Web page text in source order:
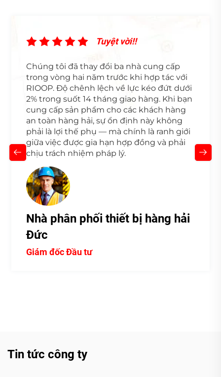
nhà cung cấp
khi hợp tác với
lực kéo đứt dưới
hàng. Khi bạn
khách hàng
này không
là ranh giới
đồng và phải
bị hàng hải
Tôi tìm kiếm những đối tác
phát triển cùng tôi. RIOOP
hàng của chúng tôi tại
khi đơn đặt hàng đầu tiên,
tra dây chuyền kiểm soát
của chúng tôi và thiết kế
dây để phù hợp với hệ
của chúng tôi. Đó không
mà là sự đầu tư chung.
Chuỗi cung ứng xây
Tin tức công ty